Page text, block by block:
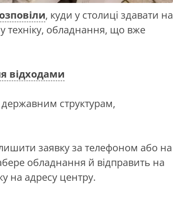
, куди у столиці здавати на
техніку, обладнання, що вже
відходами
державним структурам,
заявку за телефоном або на
обладнання й відправить на
на адресу центру.